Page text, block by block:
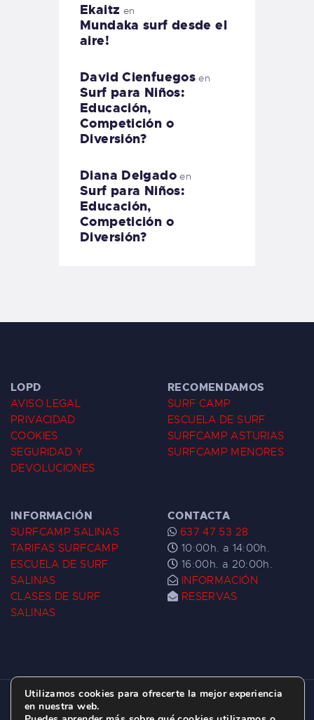
Ekaitz en
Mundaka surf desde el
aire!
David Cienfuegos en
Surf para Niños:
Educación,
Competición o
Diversión?
Diana Delgadoen
Surf para Niños:
Educación,
Competición o
Diversión?
LOPD
AVISO LEGAL
PRIVACIDAD
COOKIES
SEGURIDAD Y
DEVOLUCIONES
RECOMENDAMOS
SURF CAMP
ESCUELA DE SURF
SURFCAMP ASTURIAS
SURFCAMP MENORES
INFORMACIÓN
SURFCAMP SALINAS
TARIFAS SURFCAMP
ESCUELA DE SURF
SALINAS
CLASES DE SURF
SALINAS
CONTACTA
637 47 53 28
10:00h. a 14:00h.
16:00h. a 20:00h.
INFORMACIÓN
RESERVAS
ESCUELA DE SURF LAS DUNAS ©
2026.
Utilizamos cookies para ofrecerte la mejor experiencia
en nuestra web.